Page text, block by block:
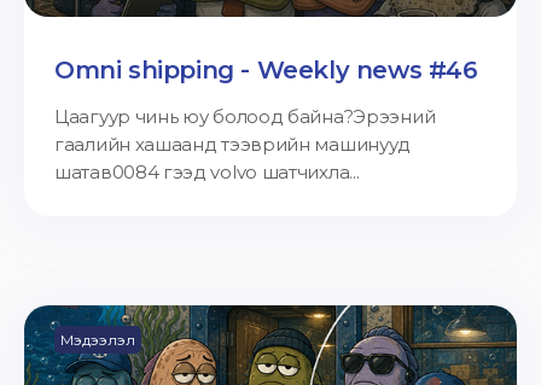
Omni shipping - Weekly news #46
Цаагуур чинь юу болоод байна?Эрээний
гаалийн хашаанд тээврийн машинууд
шатав0084 гээд volvo шатчихла...
Мэдээлэл